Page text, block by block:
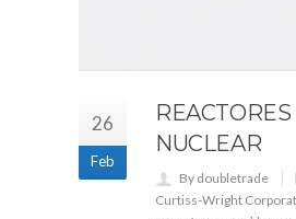
26
Feb
NUCLEAR
By doubletrade
Curtiss-Wright